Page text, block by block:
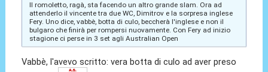
Il romoletto, ragà, sta facendo un altro grande slam. Ora ad
attenderlo il vincente tra due WC, Dimitrov e la sorpresa inglese
Fery. Uno dice, vabbè, botta di culo, beccherà l'inglese e non il
bulgaro che finirà per rompersi nuovamente. Con Fery ad inizio
stagione ci perse in 3 set agli Australian Open
Vabbè, l'avevo scritto: vera botta di culo ad aver preso